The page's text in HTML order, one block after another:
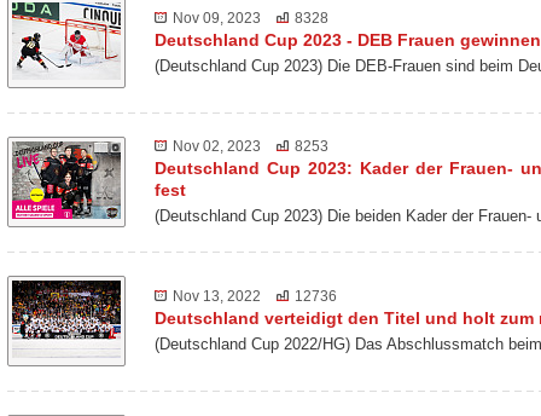
Nov 09, 2023 8328
Deutschland Cup 2023 - DEB Frauen
(Deutschland Cup 2023) Die DEB-Frauen sind beim
Nov 02, 2023 8253
Deutschland Cup 2023: Kader der Frauen-
fest
(Deutschland Cup 2023) Die beiden Kader der
Nov 13, 2022 12736
Deutschland verteidigt den Titel und holt
(Deutschland Cup 2022/HG) Das Abschlussmatch